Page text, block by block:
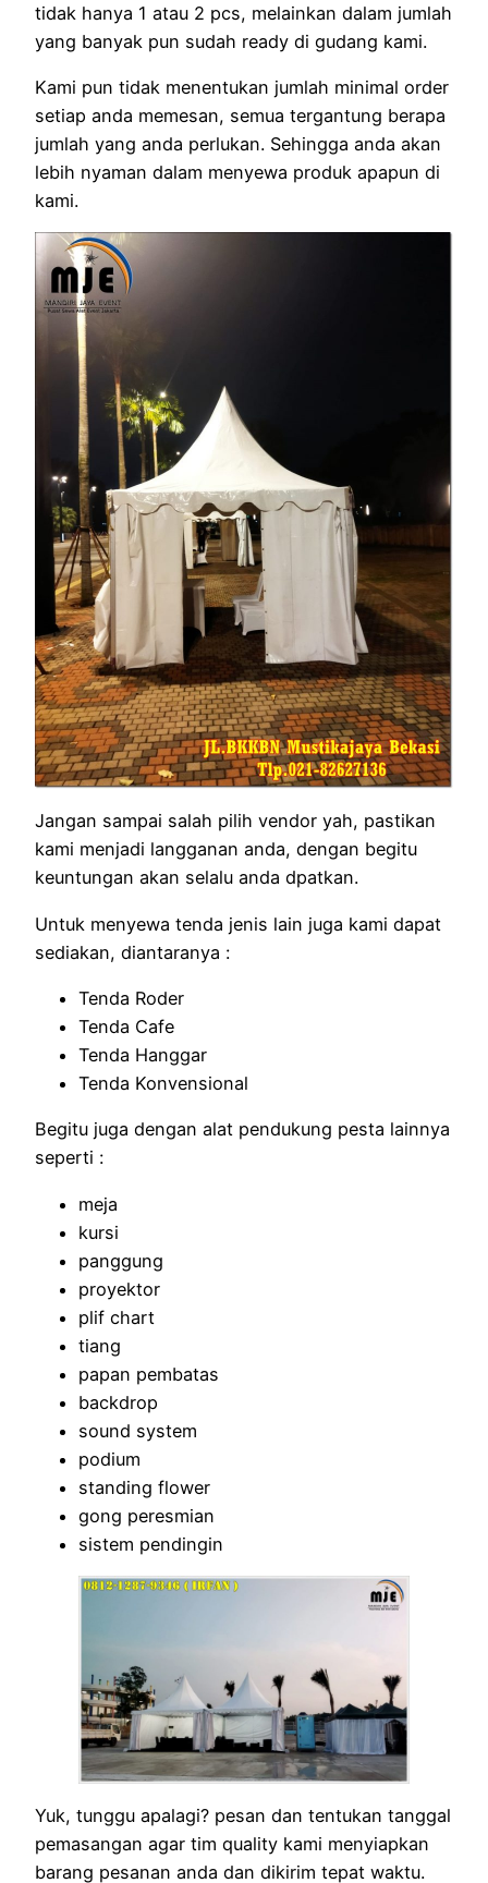
tidak hanya 1 atau 2 pcs, melainkan dalam jumlah
yang banyak pun sudah ready di gudang kami.
Kami pun tidak menentukan jumlah minimal order
setiap anda memesan, semua tergantung berapa
jumlah yang anda perlukan. Sehingga anda akan
lebih nyaman dalam menyewa produk apapun di
kami.
Jangan sampai salah pilih vendor yah, pastikan
kami menjadi langganan anda, dengan begitu
keuntungan akan selalu anda dpatkan.
Untuk menyewa tenda jenis lain juga kami dapat
sediakan, diantaranya :
Tenda Roder
Tenda Cafe
Tenda Hanggar
Tenda Konvensional
Begitu juga dengan alat pendukung pesta lainnya
seperti :
meja
kursi
panggung
proyektor
plif chart
tiang
papan pembatas
backdrop
sound system
podium
standing flower
gong peresmian
sistem pendingin
Yuk, tunggu apalagi? pesan dan tentukan tanggal
pemasangan agar tim quality kami menyiapkan
barang pesanan anda dan dikirim tepat waktu.